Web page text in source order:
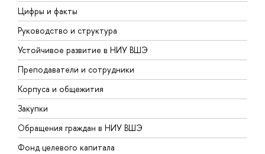
Цифры и факты
Руководство и структура
Устойчивое развитие в НИУ ВШЭ
Преподаватели и сотрудники
Корпуса и общежития
Закупки
Обращения граждан в НИУ ВШЭ
Фонд целевого капитала